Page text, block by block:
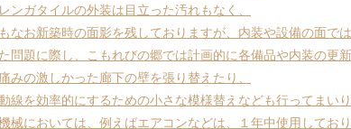
ンガタイルの外装は目立った汚れもなく、
なお新築時の面影を残しておりますが、内装や設備の面で
問題に際し、こもれびの郷では計画的に各備品や内装の更
みの激しかった廊下の壁を張り替えたり、
線を効率的にするための小さな模様替えなども行ってまいり
械においては、例えばエアコンなどは、１年中使用しており